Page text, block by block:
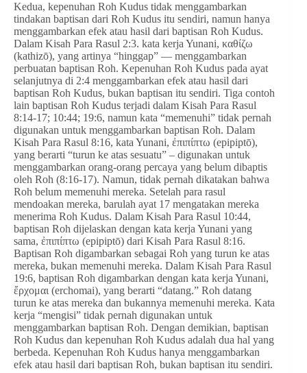
Kedua, kepenuhan Roh Kudus tidak menggambarkan
tindakan baptisan dari Roh Kudus itu sendiri, namun hanya
menggambarkan efek atau hasil dari baptisan Roh Kudus.
Dalam Kisah Para Rasul 2:3. kata kerja Yunani, καθίζω
(kathizō), yang artinya “hinggap” — menggambarkan
perbuatan baptisan Roh. Kepenuhan Roh Kudus pada ayat
selanjutnya di 2:4 menggambarkan efek atau hasil dari
baptisan Roh Kudus, bukan baptisan itu sendiri. Tiga contoh
lain baptisan Roh Kudus terjadi dalam Kisah Para Rasul
8:14-17; 10:44; 19:6, namun kata “memenuhi” tidak pernah
digunakan untuk menggambarkan baptisan Roh. Dalam
Kisah Para Rasul 8:16, kata Yunani, ἐπιπίπτω (epipiptō),
yang berarti “turun ke atas sesuatu” – digunakan untuk
menggambarkan orang-orang percaya yang belum dibaptis
oleh Roh (8:16-17). Namun, tidak pernah dikatakan bahwa
Roh belum memenuhi mereka. Setelah para rasul
mendoakan mereka, barulah ayat 17 mengatakan mereka
menerima Roh Kudus. Dalam Kisah Para Rasul 10:44,
baptisan Roh dijelaskan dengan kata kerja Yunani yang
sama, ἐπιπίπτω (epipiptō) dari Kisah Para Rasul 8:16.
Baptisan Roh digambarkan sebagai Roh yang turun ke atas
mereka, bukan memenuhi mereka. Dalam Kisah Para Rasul
19:6, baptisan Roh digambarkan dengan kata kerja Yunani,
ἔρχομαι (erchomai), yang berarti “datang.” Roh datang
turun ke atas mereka dan bukannya memenuhi mereka. Kata
kerja “mengisi” tidak pernah digunakan untuk
menggambarkan baptisan Roh. Dengan demikian, baptisan
Roh Kudus dan kepenuhan Roh Kudus adalah dua hal yang
berbeda. Kepenuhan Roh Kudus hanya menggambarkan
efek atau hasil dari baptisan Roh, bukan baptisan itu sendiri.